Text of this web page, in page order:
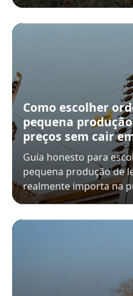
Como escolher
pequena
preços sem cair
Guia honesto para
pequena produção de
realmente importa na